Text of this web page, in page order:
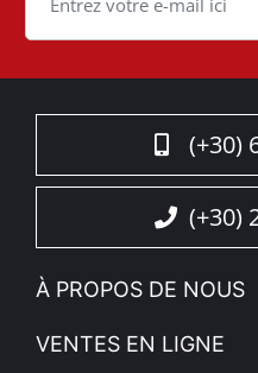
(+30)
(+30)
À PROPOS DE NOUS
L'entreprise
VENTES EN LIGNE